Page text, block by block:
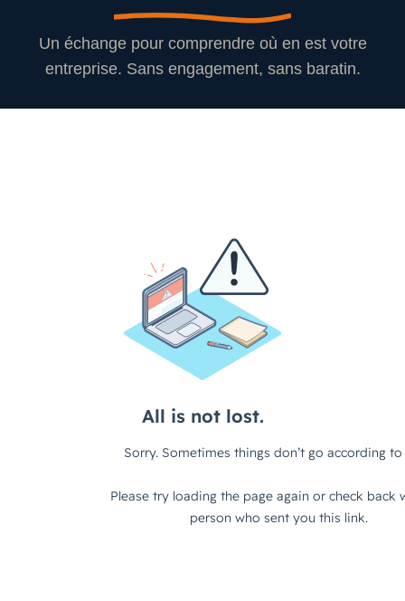
Un échange pour comprendre où en est votre
entreprise. Sans engagement, sans baratin.